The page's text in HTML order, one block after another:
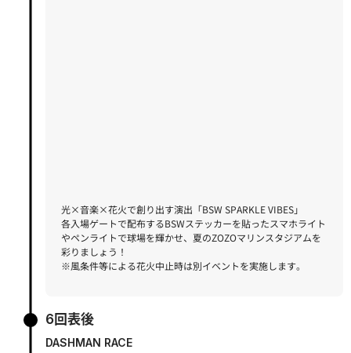
光×音楽×花火で創り出す演出「BSW SPARKLE VIBES」
各入場ゲートで配布するBSWステッカーを貼ったスマホライト
やペンライトで球場を輝かせ、夏のZOZOマリンスタジアムを
彩りましょう！
※風条件等による花火中止時は別イベントを実施します。
6回表後
DASHMAN RACE